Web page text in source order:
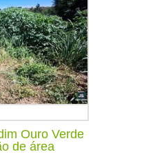
Ouro Verde
de área